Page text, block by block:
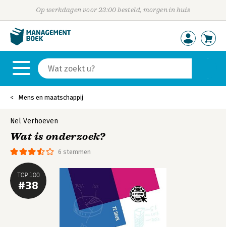
Op werkdagen voor 23:00 besteld, morgen in huis
Mens en maatschappij
TOP 100
#38
6 stemmen
Nel Verhoeven
Wat is onderzoek?